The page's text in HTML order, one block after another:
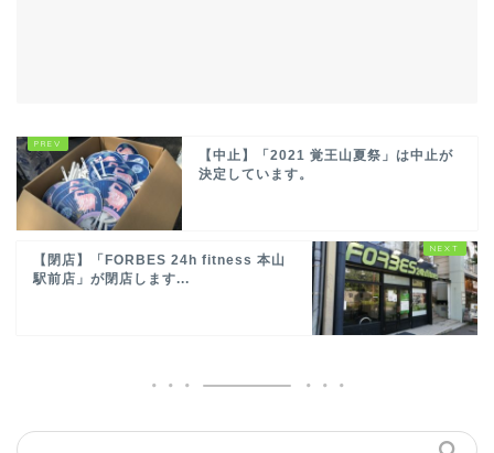
【中止】「2021 覚王山夏祭」は中止が
決定しています。
【閉店】「FORBES 24h fitness 本山
駅前店」が閉店します...